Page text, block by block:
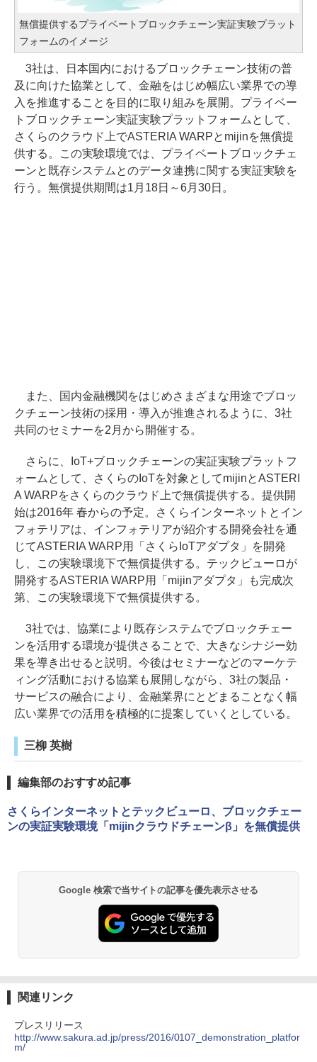
無償提供するプライベートブロックチェーン実証実験プラット
フォームのイメージ
3社は、日本国内におけるブロックチェーン技術の普
及に向けた協業として、金融をはじめ幅広い業界での導
入を推進することを目的に取り組みを展開。プライベー
トブロックチェーン実証実験プラットフォームとして、
さくらのクラウド上でASTERIA WARPとmijinを無償提
供する。この実験環境では、プライベートブロックチェ
ーンと既存システムとのデータ連携に関する実証実験を
行う。無償提供期間は1月18日～6月30日。
また、国内金融機関をはじめさまざまな用途でブロッ
クチェーン技術の採用・導入が推進されるように、3社
共同のセミナーを2月から開催する。
さらに、IoT+ブロックチェーンの実証実験プラットフ
ォームとして、さくらのIoTを対象としてmijinとASTERI
A WARPをさくらのクラウド上で無償提供する。提供開
始は2016年 春からの予定。さくらインターネットとイン
フォテリアは、インフォテリアが紹介する開発会社を通
じてASTERIA WARP用「さくらIoTアダプタ」を開発
し、この実験環境下で無償提供する。テックビューロが
開発するASTERIA WARP用「mijinアダプタ」も完成次
第、この実験環境下で無償提供する。
3社では、協業により既存システムでブロックチェー
ンを活用する環境が提供さることで、大きなシナジー効
果を導き出せると説明。今後はセミナーなどのマーケテ
ィング活動における協業も展開しながら、3社の製品・
サービスの融合により、金融業界にとどまることなく幅
広い業界での活用を積極的に提案していくとしている。
三柳 英樹
編集部のおすすめ記事
さくらインターネットとテックビューロ、ブロックチェー
ンの実証実験環境「mijinクラウドチェーンβ」を無償提供
Google 検索で当サイトの記事を優先表示させる
関連リンク
プレスリリース
http://www.sakura.ad.jp/press/2016/0107_demonstration_platfor
m/